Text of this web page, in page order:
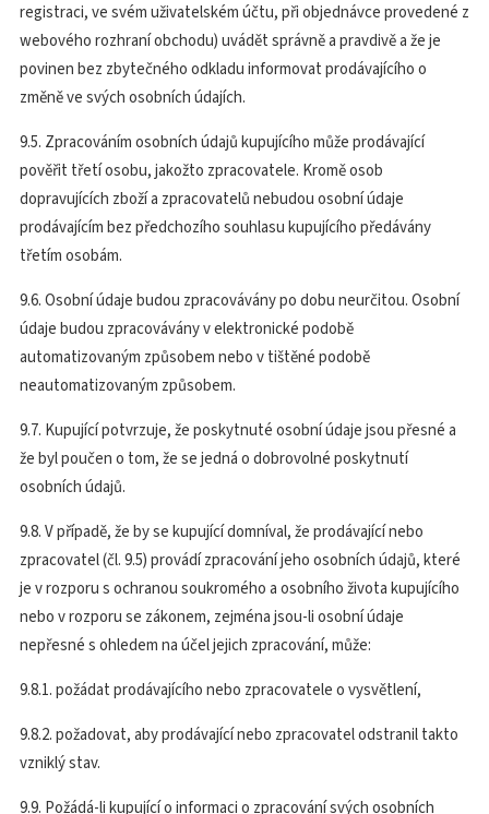
registraci, ve svém uživatelském účtu, při objednávce provedené z
webového rozhraní obchodu) uvádět správně a pravdivě a že je
povinen bez zbytečného odkladu informovat prodávajícího o
změně ve svých osobních údajích.
9.5. Zpracováním osobních údajů kupujícího může prodávající
pověřit třetí osobu, jakožto zpracovatele. Kromě osob
dopravujících zboží a zpracovatelů nebudou osobní údaje
prodávajícím bez předchozího souhlasu kupujícího předávány
třetím osobám.
9.6. Osobní údaje budou zpracovávány po dobu neurčitou. Osobní
údaje budou zpracovávány v elektronické podobě
automatizovaným způsobem nebo v tištěné podobě
neautomatizovaným způsobem.
9.7. Kupující potvrzuje, že poskytnuté osobní údaje jsou přesné a
že byl poučen o tom, že se jedná o dobrovolné poskytnutí
osobních údajů.
9.8. V případě, že by se kupující domníval, že prodávající nebo
zpracovatel (čl. 9.5) provádí zpracování jeho osobních údajů, které
je v rozporu s ochranou soukromého a osobního života kupujícího
nebo v rozporu se zákonem, zejména jsou-li osobní údaje
nepřesné s ohledem na účel jejich zpracování, může:
9.8.1. požádat prodávajícího nebo zpracovatele o vysvětlení,
9.8.2. požadovat, aby prodávající nebo zpracovatel odstranil takto
vzniklý stav.
9.9. Požádá-li kupující o informaci o zpracování svých osobních